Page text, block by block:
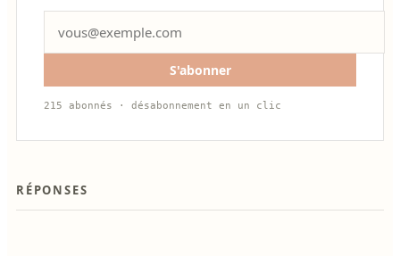
S'abonner
215 abonnés · désabonnement en un clic
RÉPONSES